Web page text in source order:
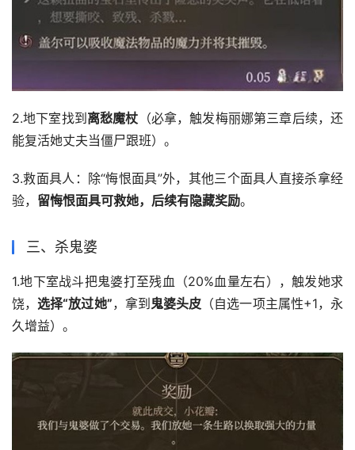
2.地下室找到 离愁魔杖 （必拿，触发梅丽娜第三章后续，还
能复活她丈夫当僵尸跟班）。
3.救面具人：除“悔恨面具”外，其他三个面具人直接杀拿经
验， 留悔恨面具可救她，后续有隐藏奖励。
三、杀鬼婆
1.地下室战斗把鬼婆打至残血（20%血量左右），触发她求
饶， 选择“放过她”，拿到 鬼婆头皮 （自选一项主属性+1，永
久增益）。